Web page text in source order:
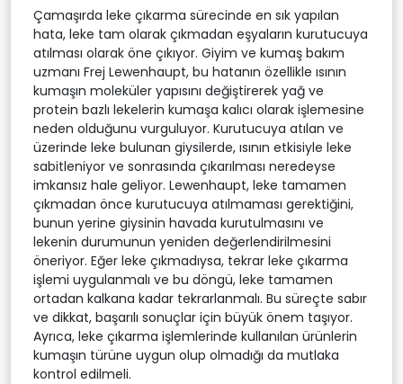
Çamaşırda leke çıkarma sürecinde en sık yapılan
hata, leke tam olarak çıkmadan eşyaların kurutucuya
atılması olarak öne çıkıyor. Giyim ve kumaş bakım
uzmanı Frej Lewenhaupt, bu hatanın özellikle ısının
kumaşın moleküler yapısını değiştirerek yağ ve
protein bazlı lekelerin kumaşa kalıcı olarak işlemesine
neden olduğunu vurguluyor. Kurutucuya atılan ve
üzerinde leke bulunan giysilerde, ısının etkisiyle leke
sabitleniyor ve sonrasında çıkarılması neredeyse
imkansız hale geliyor. Lewenhaupt, leke tamamen
çıkmadan önce kurutucuya atılmaması gerektiğini,
bunun yerine giysinin havada kurutulmasını ve
lekenin durumunun yeniden değerlendirilmesini
öneriyor. Eğer leke çıkmadıysa, tekrar leke çıkarma
işlemi uygulanmalı ve bu döngü, leke tamamen
ortadan kalkana kadar tekrarlanmalı. Bu süreçte sabır
ve dikkat, başarılı sonuçlar için büyük önem taşıyor.
Ayrıca, leke çıkarma işlemlerinde kullanılan ürünlerin
kumaşın türüne uygun olup olmadığı da mutlaka
kontrol edilmeli.